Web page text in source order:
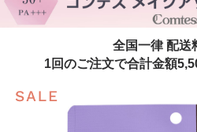
全国一律 配送
1回のご注文で合計金額